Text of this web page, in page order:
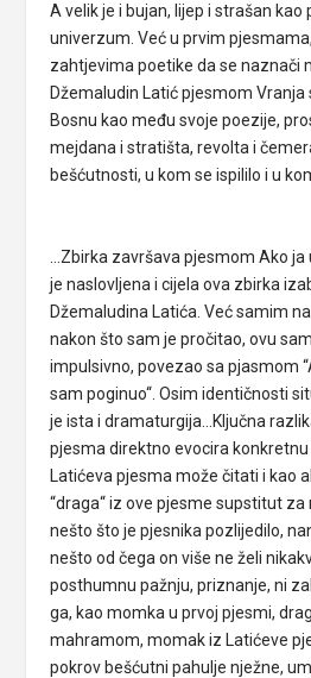
A velik je i bujan, lijep i strašan kao
univerzum. Već u prvim
zahtjevima poetike da se naznači
Džemaludin Latić pjesmom Vranja
Bosnu kao među svoje poezije,
mejdana i stratišta, revolta i
bešćutnosti, u kom se ispililo i u
…Zbirka završava pjesmom Ako
je naslovljena i cijela ova zbirka
Džemaludina Latića. Već samim
nakon što sam je pročitao, ovu
impulsivno, povezao sa pjasmom
sam poginuo“. Osim identičnosti
je ista i dramaturgija…Ključna
pjesma direktno evocira konkretnu
Latićeva pjesma može čitati i kao
“draga“ iz ove pjesme supstitut
nešto što je pjesnika pozlijedilo,
nešto od čega on više ne želi
posthumnu pažnju, priznanje, ni
ga, kao momka u prvoj pjesmi,
mahramom, momak iz Latićeve
pokrov bešćutni pahulje nježne,